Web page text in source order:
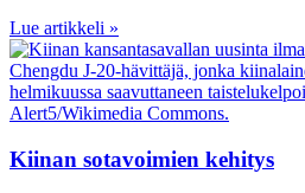
Lue artikkeli »
Kiinan sotavoimien kehitys